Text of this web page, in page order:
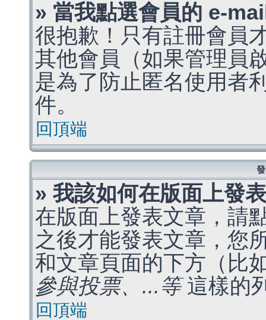
» 當我點選會員的 e-
很抱歉！只有註冊會員
其他會員（如果管理員
是為了防止匿名使用者
件。
回頂端
» 我該如何在版面上發
在版面上發表文章，請
之後才能發表文章，您
和文章頁面的下方（比
參與投票、...等這樣的
回頂端